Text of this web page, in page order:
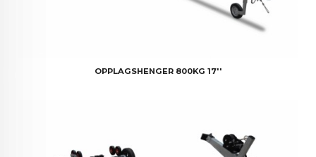
OPPLAGSHENGER 800KG 17''